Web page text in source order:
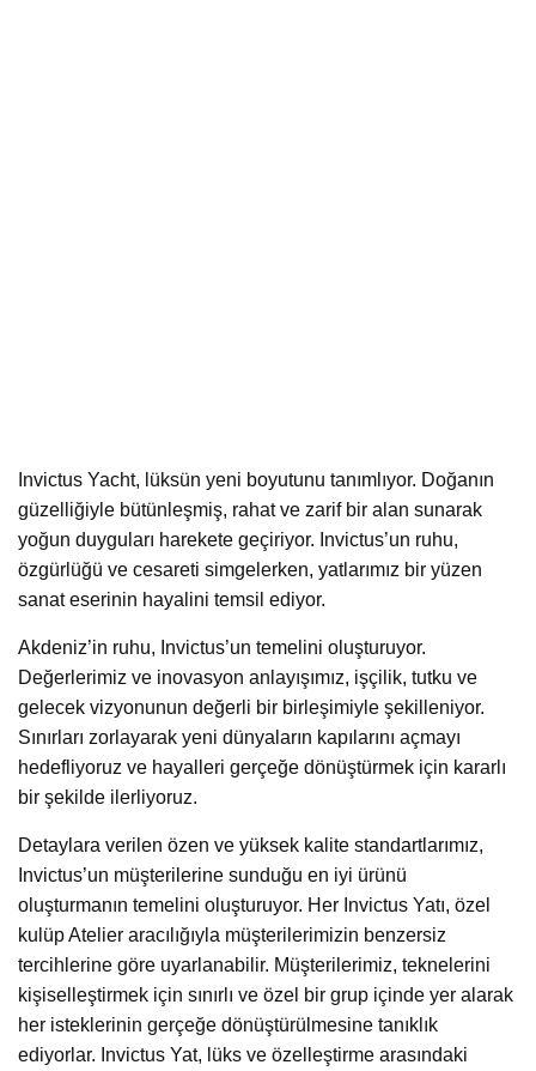
Invictus Yacht, lüksün yeni boyutunu tanımlıyor. Doğanın
güzelliğiyle bütünleşmiş, rahat ve zarif bir alan sunarak
yoğun duyguları harekete geçiriyor. Invictus’un ruhu,
özgürlüğü ve cesareti simgelerken, yatlarımız bir yüzen
sanat eserinin hayalini temsil ediyor.
Akdeniz’in ruhu, Invictus’un temelini oluşturuyor.
Değerlerimiz ve inovasyon anlayışımız, işçilik, tutku ve
gelecek vizyonunun değerli bir birleşimiyle şekilleniyor.
Sınırları zorlayarak yeni dünyaların kapılarını açmayı
hedefliyoruz ve hayalleri gerçeğe dönüştürmek için kararlı
bir şekilde ilerliyoruz.
Detaylara verilen özen ve yüksek kalite standartlarımız,
Invictus’un müşterilerine sunduğu en iyi ürünü
oluşturmanın temelini oluşturuyor. Her Invictus Yatı, özel
kulüp Atelier aracılığıyla müşterilerimizin benzersiz
tercihlerine göre uyarlanabilir. Müşterilerimiz, teknelerini
kişiselleştirmek için sınırlı ve özel bir grup içinde yer alarak
her isteklerinin gerçeğe dönüştürülmesine tanıklık
ediyorlar. Invictus Yat, lüks ve özelleştirme arasındaki